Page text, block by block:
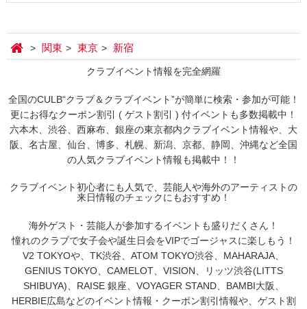
関東 東京 新宿
クラブイベント情報を完全網羅
全国のCULB“クラブ＆クラブイベント”が簡単に検索・参加が可能！
更にお得なクーポン割引 ( ゲスト割引 ) 付イベントも多数掲載中！
六本木、渋谷、西麻布、銀座の東京都内クラブイベント情報や、大
阪、名古屋、仙台、博多、札幌、新潟、京都、静岡、沖縄など全国
の人気クラブイベント情報も掲載中！！
クラブイベント初心者にも人気で、芸能人や海外のアーティストの
来日情報のチェックにもおすすめ！
海外ゲスト・芸能人が参加するイベントも盛りだくさん！
憧れのクラブで女子会や誕生日会をVIPでゴージャスに楽しもう！
V2 TOKYOや、TK渋谷、ATOM TOKYO渋谷、MAHARAJA、
GENIUS TOKYO、CAMELOT、VISION、リッツ渋谷(LITTS
SHIBUYA)、RAISE 銀座、VOYAGER STAND、BAMBI大阪、
HERBIE広島などのイベント情報・クーポン割引情報や、ゲスト割